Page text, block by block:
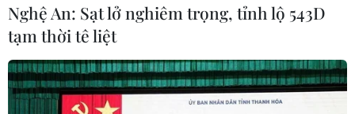
Nghệ An: Sạt lở nghiêm trọng, tỉnh lộ 543D
tạm thời tê liệt